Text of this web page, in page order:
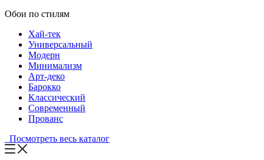
Обои по стилям
Хай-тек
Универсальный
Модерн
Минимализм
Арт-деко
Барокко
Классический
Современный
Прованс
Посмотреть весь каталог